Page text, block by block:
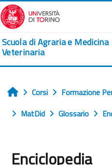
Vai al contenuto principale
Scuola di Agraria e Medicina
Veterinaria
Home
Corsi
Formazione
MatDid
Glossario
Enciclopedia